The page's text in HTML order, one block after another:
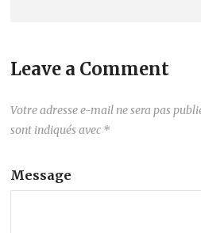
Leave a Comment
Votre adresse e-mail ne sera pas
sont indiqués avec *
Message